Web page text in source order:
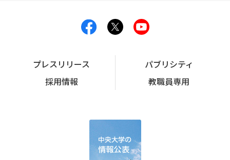
プレスリリース
パブリシティ
採用情報
教職員専用